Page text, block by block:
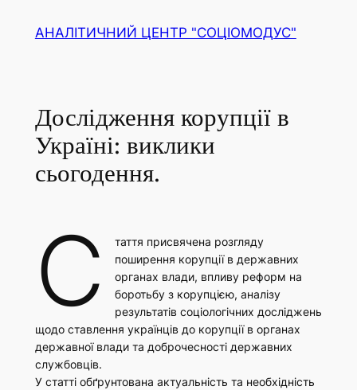
АНАЛІТИЧНИЙ ЦЕНТР "СОЦІОМОДУС"
Дослідження корупції в
Україні: виклики
сьогодення.
С
таття присвячена розгляду
поширення корупції в державних
органах влади, впливу реформ на
боротьбу з корупцією, аналізу
результатів соціологічних досліджень
щодо ставлення українців до корупції в органах
державної влади та доброчесності державних
службовців.
У статті обґрунтована актуальність та необхідність